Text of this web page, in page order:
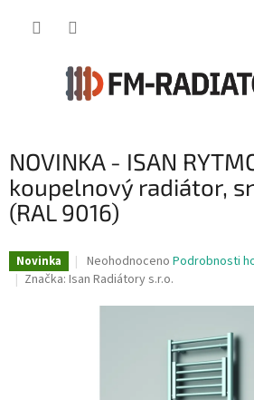
NOVINKA - ISAN
koupelnový radiátor,
(RAL 9016)
Novinka
Průměrné
hodnocení
Neohodnoceno Podrobnosti
Značka: Isan Radiátory s.r.o.